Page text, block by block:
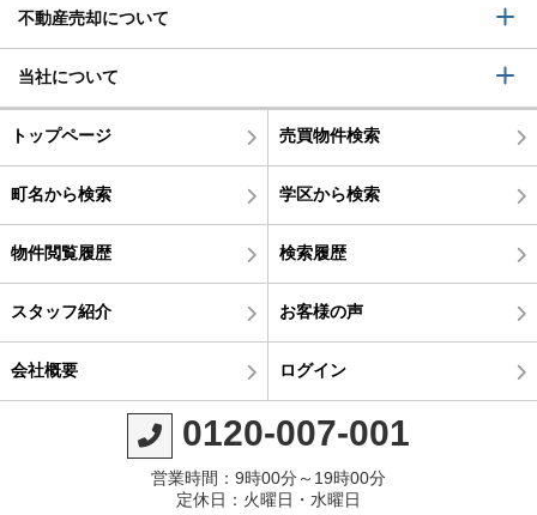
不動産売却について
当社について
トップページ 売買物件検索
町名から検索 学区から検索
物件閲覧履歴 検索履歴
スタッフ紹介 お客様の声
会社概要 ログイン
0120-007-001
営業時間：9時00分～19時00分
定休日：火曜日・水曜日